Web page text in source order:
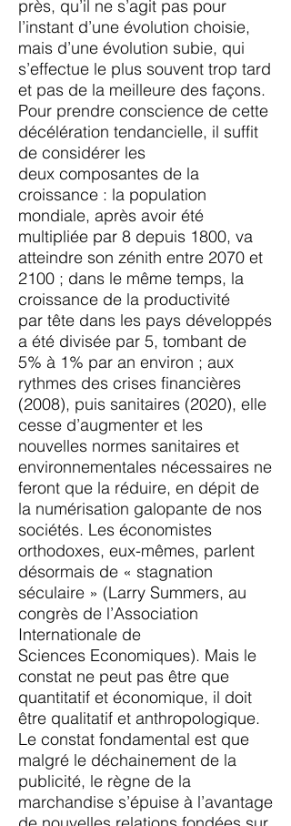
près, qu’il ne s’agit pas pour
l’instant d’une évolution choisie,
mais d’une évolution subie, qui
s’effectue le plus souvent trop tard
et pas de la meilleure des façons.
Pour prendre conscience de cette
décélération tendancielle, il suffit
de considérer les
deux composantes de la
croissance : la population
mondiale, après avoir été
multipliée par 8 depuis 1800, va
atteindre son zénith entre 2070 et
2100 ; dans le même temps, la
croissance de la productivité
par tête dans les pays développés
a été divisée par 5, tombant de
5% à 1% par an environ ; aux
rythmes des crises financières
(2008), puis sanitaires (2020), elle
cesse d’augmenter et les
nouvelles normes sanitaires et
environnementales nécessaires ne
feront que la réduire, en dépit de
la numérisation galopante de nos
sociétés. Les économistes
orthodoxes, eux-mêmes, parlent
désormais de « stagnation
séculaire » (Larry Summers, au
congrès de l’Association
Internationale de
Sciences Economiques). Mais le
constat ne peut pas être que
quantitatif et économique, il doit
être qualitatif et anthropologique.
Le constat fondamental est que
malgré le déchainement de la
publicité, le règne de la
marchandise s’épuise à l’avantage